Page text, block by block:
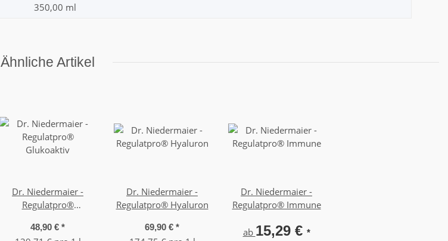
350,00 ml
Ähnliche Artikel
Dr. Niedermaier -
Regulatpro®
48,90 € *
Dr. Niedermaier -
Regulatpro® Hyaluron
69,90 € *
Dr. Niedermaier -
Regulatpro® Immune
ab 15,29 € *